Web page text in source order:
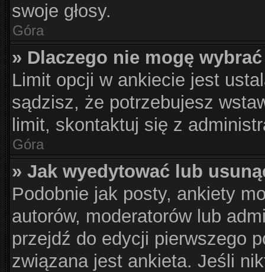
swoje głosy.
Góra
» Dlaczego nie mogę
Limit opcji w ankiecie jest
sądzisz, że potrzebujesz
limit, skontaktuj się z
Góra
» Jak wyedytować lub
Podobnie jak posty, ankiety
autorów, moderatorów lub
przejdź do edycji pierwszego
związana jest ankieta. Jeśli